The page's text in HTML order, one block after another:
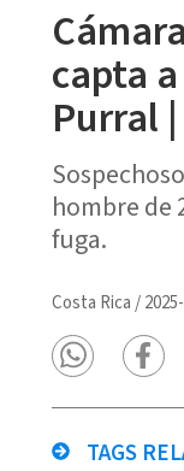
capta
Purral
hombre de
fuga.
Costa Rica /
TAGS